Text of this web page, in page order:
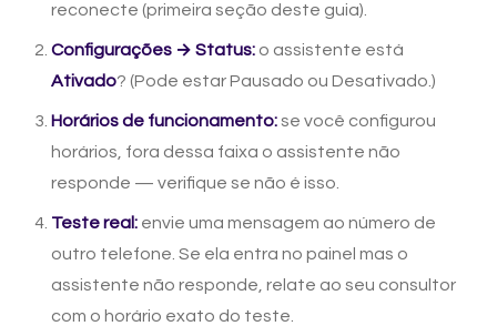
reconecte (primeira seção deste guia).
Configurações → Status: o assistente está
Ativado? (Pode estar Pausado ou Desativado.)
Horários de funcionamento:se você configurou
horários, fora dessa faixa o assistente não
responde — verifique se não é isso.
Teste real: envie uma mensagem ao número de
outro telefone. Se ela entra no painel mas o
assistente não responde, relate ao seu consultor
com o horário exato do teste.